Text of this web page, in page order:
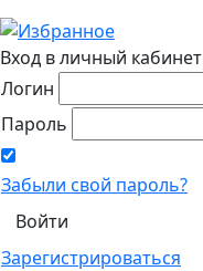
Вход в личный кабинет
Логин
Пароль
Забыли свой пароль?
Зарегистрироваться